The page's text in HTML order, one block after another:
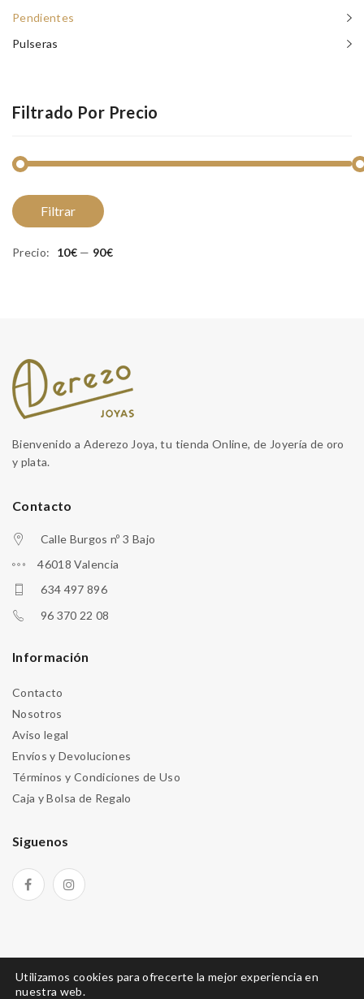
Pendientes
Pulseras
Filtrado Por Precio
Filtrar
Precio: 10€— 90€
Bienvenido a Aderezo Joya, tu tienda Online, de Joyería de oro
y plata.
Contacto
Calle Burgos nº 3 Bajo
46018 Valencia
634 497 896
96 370 22 08
Información
Contacto
Nosotros
Aviso legal
Envíos y Devoluciones
Términos y Condiciones de Uso
Caja y Bolsa de Regalo
Siguenos
Utilizamos cookies para ofrecerte la mejor experiencia en
nuestra web.